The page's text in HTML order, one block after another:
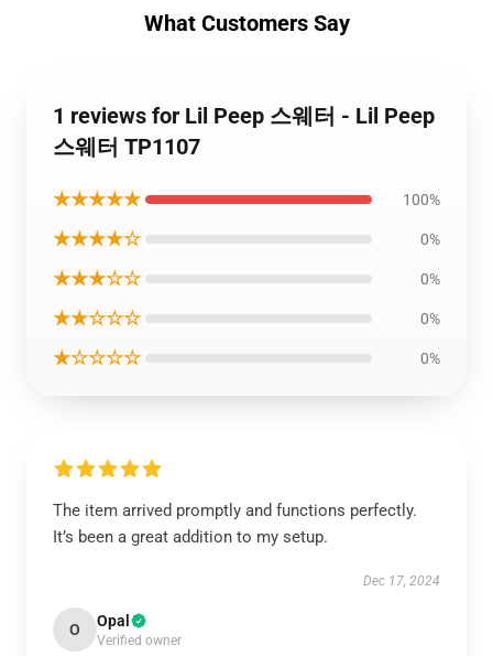
What Customers Say
1 reviews for Lil Peep 스웨터 - Lil Peep
스웨터 TP1107
★★★★★ 100%
★★★★☆ 0%
★★★☆☆ 0%
★★☆☆☆ 0%
★☆☆☆☆ 0%
The item arrived promptly and functions perfectly.
It’s been a great addition to my setup.
Dec 17, 2024
O Opal
Verified owner